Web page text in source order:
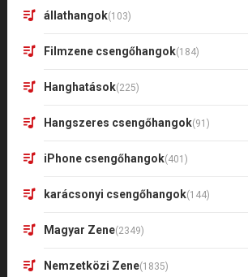
állathangok(103)
Filmzene csengőhangok(184)
Hanghatások(225)
Hangszeres csengőhangok(91)
iPhone csengőhangok(401)
karácsonyi csengőhangok(144)
Magyar Zene(2349)
Nemzetközi Zene(1835)